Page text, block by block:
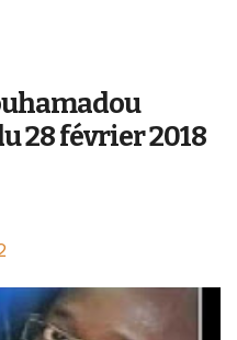
28 février 2018